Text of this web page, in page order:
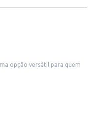
opção versátil para quem
sempre à mão em